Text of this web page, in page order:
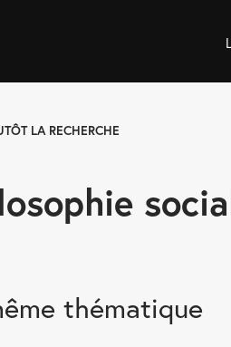
LA RECHERCHE
thématique